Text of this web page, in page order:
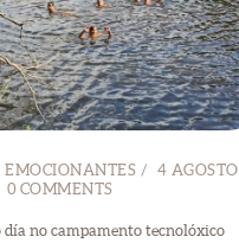
EMOCIONANTES
4 AGOSTO
0 COMMENTS
día no campamento tecnolóxico